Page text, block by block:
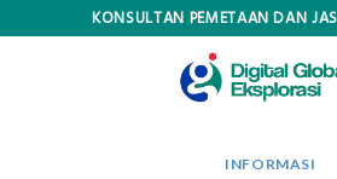
KONSULTAN PEMETAAN DAN
INFORMASI